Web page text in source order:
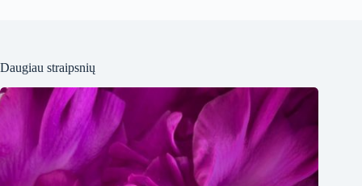
Daugiau straipsnių